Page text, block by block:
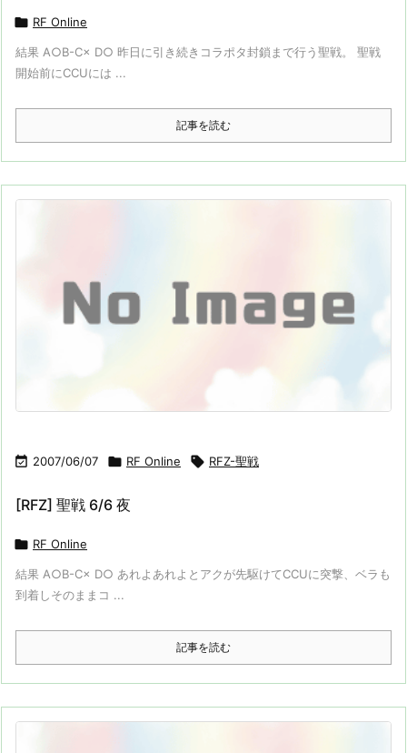
 RF Online
結果 A○B-C× D○ 昨日に引き続きコラポタ封鎖まで行う聖戦。 聖戦
開始前にCCUには ...
記事を読む
 2007/06/07  RF Online  RFZ-聖戦
[RFZ] 聖戦 6/6 夜
 RF Online
結果 A○B-C× D○ あれよあれよとアクが先駆けてCCUに突撃、ベラも
到着しそのままコ ...
記事を読む